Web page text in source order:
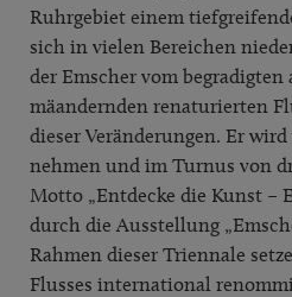
Ruhrgebiet einem
sich in vielen Bereichen
der Emscher vom
mäandernden renaturierten
dieser Veränderungen. Er
nehmen und im Turnus von
Motto „Entdecke die Kunst –
durch die Ausstellung
Rahmen dieser Triennale
Flusses international